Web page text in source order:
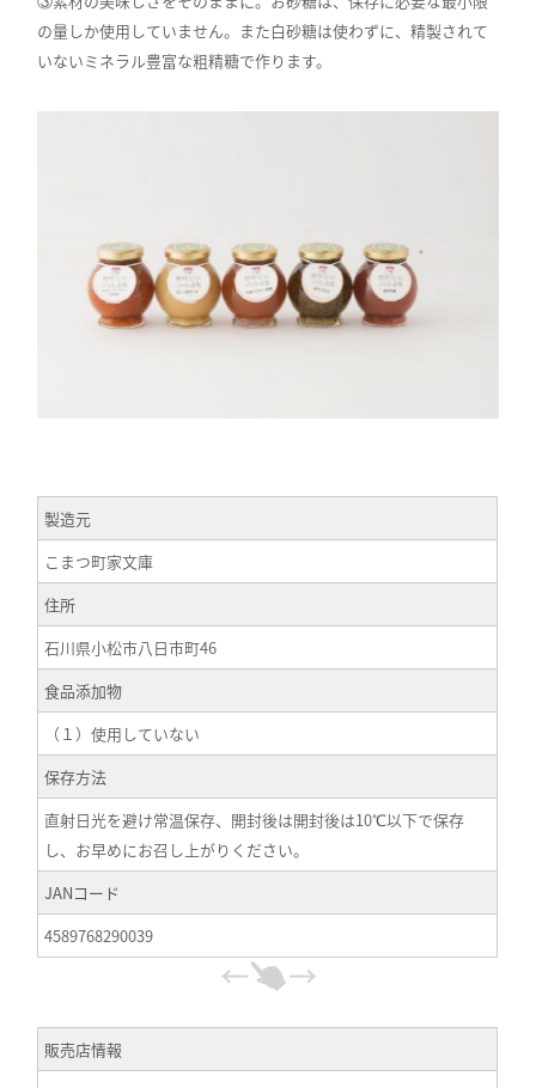
の量しか使用していません。また白砂糖は使わずに、精製されて
いないミネラル豊富な粗精糖で作ります。
製造元
こまつ町家文庫
住所
石川県小松市八日市町46
食品添加物
（１）使用していない
保存方法
直射日光を避け常温保存、開封後は開封後は10℃以下で保存
し、お早めにお召し上がりください。
JANコード
4589768290039
販売店情報